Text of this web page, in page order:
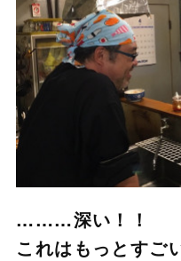
………深い！！
これはもっとすご